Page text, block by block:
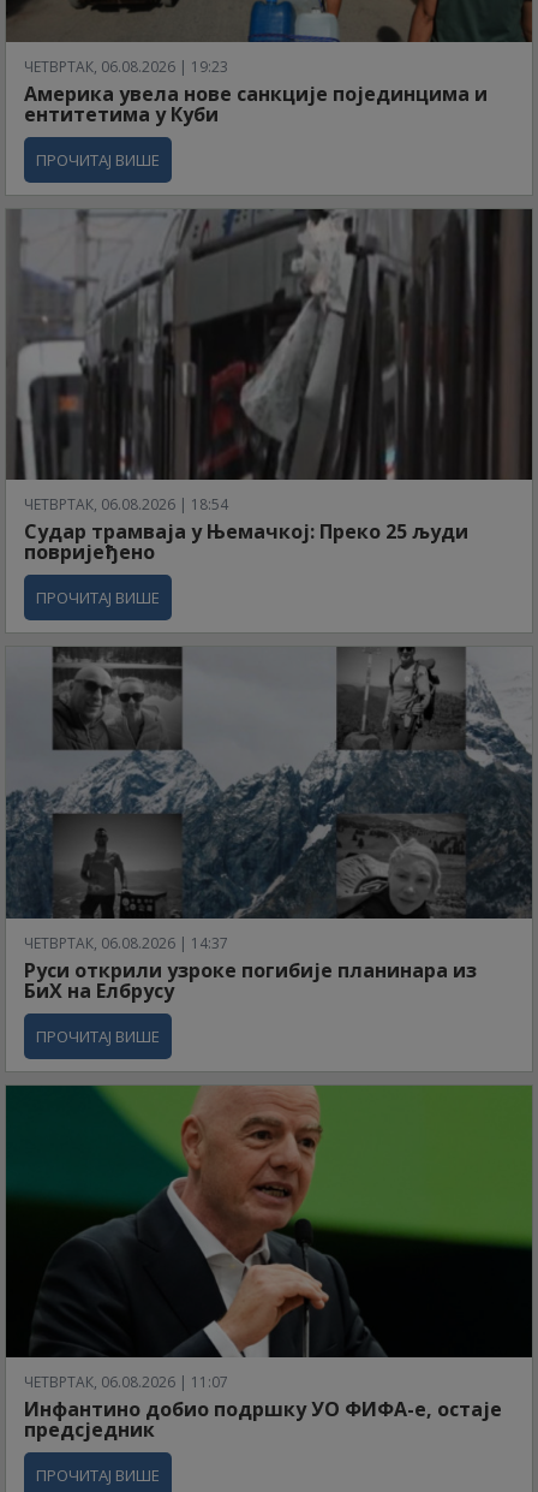
ЧЕТВРТАК, 06.08.2026 | 19:23
Америка увела нове санкције појединцима и
ентитетима у Куби
ПРОЧИТАЈ ВИШЕ
ЧЕТВРТАК, 06.08.2026 | 18:54
Судар трамваја у Њемачкој: Преко 25 људи
повријеђено
ПРОЧИТАЈ ВИШЕ
ЧЕТВРТАК, 06.08.2026 | 14:37
Руси открили узроке погибије планинара из
БиХ на Елбрусу
ПРОЧИТАЈ ВИШЕ
ЧЕТВРТАК, 06.08.2026 | 11:07
Инфантино добио подршку УО ФИФА-е, остаје
предсједник
ПРОЧИТАЈ ВИШЕ